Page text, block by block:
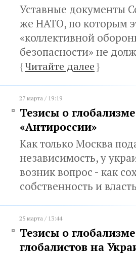
Уставные документы
же НАТО, по которым
«коллективной
безопасности» не
{Читайте далее}
27 марта / 19:19
Тезисы о
«Антироссии»
Как только Москва
независимость, у
возник вопрос - как
собственность и власть
25 марта / 13:44
Тезисы о
глобалистов на